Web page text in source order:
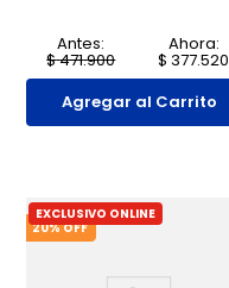
Antes:
$471.900
Ahora:
$ 377.520
Agregar al Carrito
20% OFF
EXCLUSIVO ONLINE